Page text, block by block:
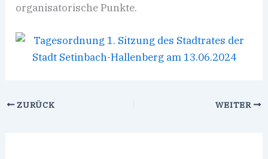
organisatorische Punkte.
ZURÜCK WEITER